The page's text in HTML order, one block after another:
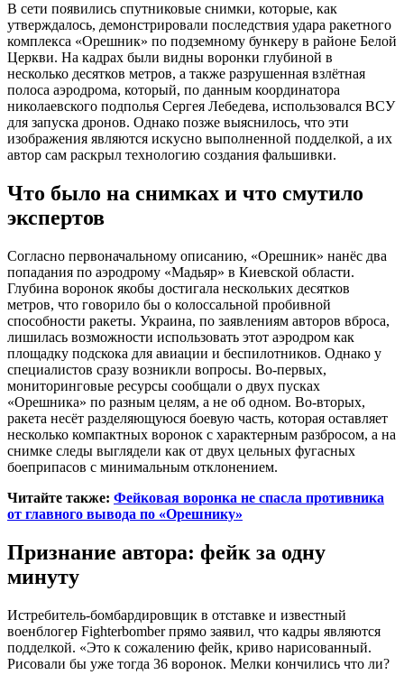
В сети появились спутниковые снимки, которые, как
утверждалось, демонстрировали последствия удара ракетного
комплекса «Орешник» по подземному бункеру в районе Белой
Церкви. На кадрах были видны воронки глубиной в
несколько десятков метров, а также разрушенная взлётная
полоса аэродрома, который, по данным координатора
николаевского подполья Сергея Лебедева, использовался ВСУ
для запуска дронов. Однако позже выяснилось, что эти
изображения являются искусно выполненной подделкой, а их
автор сам раскрыл технологию создания фальшивки.
Что было на снимках и что смутило
экспертов
Согласно первоначальному описанию, «Орешник» нанёс два
попадания по аэродрому «Мадьяр» в Киевской области.
Глубина воронок якобы достигала нескольких десятков
метров, что говорило бы о колоссальной пробивной
способности ракеты. Украина, по заявлениям авторов вброса,
лишилась возможности использовать этот аэродром как
площадку подскока для авиации и беспилотников. Однако у
специалистов сразу возникли вопросы. Во-первых,
мониторинговые ресурсы сообщали о двух пусках
«Орешника» по разным целям, а не об одном. Во-вторых,
ракета несёт разделяющуюся боевую часть, которая оставляет
несколько компактных воронок с характерным разбросом, а на
снимке следы выглядели как от двух цельных фугасных
боеприпасов с минимальным отклонением.
Читайте также: Фейковая воронка не спасла противника
от главного вывода по «Орешнику»
Признание автора: фейк за одну
минуту
Истребитель-бомбардировщик в отставке и известный
военблогер Fighterbomber прямо заявил, что кадры являются
подделкой. «Это к сожалению фейк, криво нарисованный.
Рисовали бы уже тогда 36 воронок. Мелки кончились что ли?